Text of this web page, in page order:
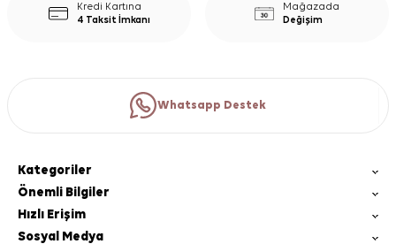
Kredi Kartına
4 Taksit İmkanı
Mağazada
Değişim
Whatsapp Destek
Kategoriler
Önemli Bilgiler
Hızlı Erişim
Sosyal Medya